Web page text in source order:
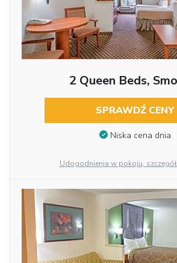
2 Queen Beds,
SPRAWDŹ CENY
Niska cena dnia
Udogodnienia w pokoju,